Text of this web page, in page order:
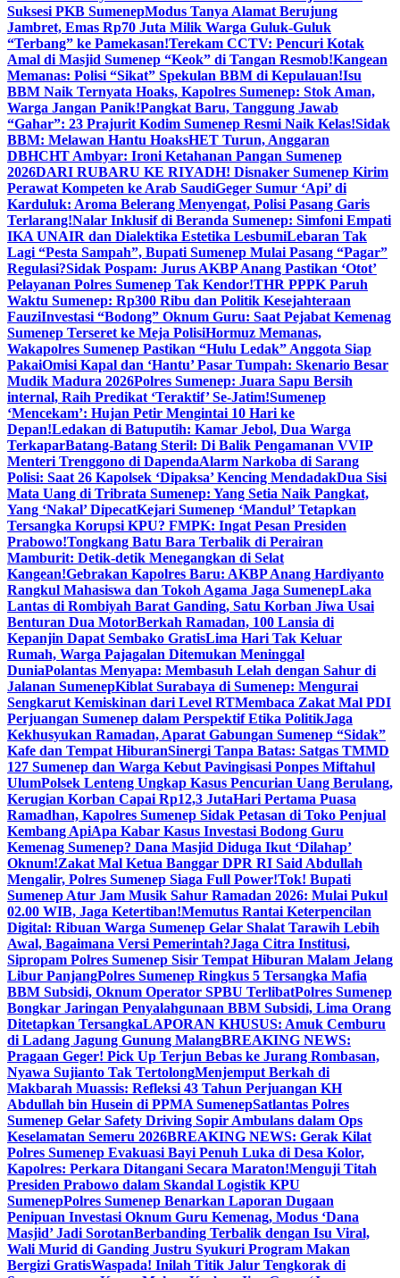
Suksesi PKB SumenepModus Tanya Alamat Berujung
Jambret, Emas Rp70 Juta Milik Warga Guluk-Guluk
“Terbang” ke Pamekasan!Terekam CCTV: Pencuri Kotak
Amal di Masjid Sumenep “Keok” di Tangan Resmob!Kangean
Memanas: Polisi “Sikat” Spekulan BBM di Kepulauan!Isu
BBM Naik Ternyata Hoaks, Kapolres Sumenep: Stok Aman,
Warga Jangan Panik!Pangkat Baru, Tanggung Jawab
“Gahar”: 23 Prajurit Kodim Sumenep Resmi Naik Kelas!Sidak
BBM: Melawan Hantu HoaksHET Turun, Anggaran
DBHCHT Ambyar: Ironi Ketahanan Pangan Sumenep
2026DARI RUBARU KE RIYADH! Disnaker Sumenep Kirim
Perawat Kompeten ke Arab SaudiGeger Sumur ‘Api’ di
Karduluk: Aroma Belerang Menyengat, Polisi Pasang Garis
Terlarang!Nalar Inklusif di Beranda Sumenep: Simfoni Empati
IKA UNAIR dan Dialektika Estetika LesbumiLebaran Tak
Lagi “Pesta Sampah”, Bupati Sumenep Mulai Pasang “Pagar”
Regulasi?Sidak Pospam: Jurus AKBP Anang Pastikan ‘Otot’
Pelayanan Polres Sumenep Tak Kendor!THR PPPK Paruh
Waktu Sumenep: Rp300 Ribu dan Politik Kesejahteraan
FauziInvestasi “Bodong” Oknum Guru: Saat Pejabat Kemenag
Sumenep Terseret ke Meja PolisiHormuz Memanas,
Wakapolres Sumenep Pastikan “Hulu Ledak” Anggota Siap
PakaiOmisi Kapal dan ‘Hantu’ Pasar Tumpah: Skenario Besar
Mudik Madura 2026Polres Sumenep: Juara Sapu Bersih
internal, Raih Predikat ‘Teraktif’ Se-Jatim!Sumenep
‘Mencekam’: Hujan Petir Mengintai 10 Hari ke
Depan!Ledakan di Batuputih: Kamar Jebol, Dua Warga
TerkaparBatang-Batang Steril: Di Balik Pengamanan VVIP
Menteri Trenggono di DapendaAlarm Narkoba di Sarang
Polisi: Saat 26 Kapolsek ‘Dipaksa’ Kencing MendadakDua Sisi
Mata Uang di Tribrata Sumenep: Yang Setia Naik Pangkat,
Yang ‘Nakal’ DipecatKejari Sumenep ‘Mandul’ Tetapkan
Tersangka Korupsi KPU? FMPK: Ingat Pesan Presiden
Prabowo!Tongkang Batu Bara Terbalik di Perairan
Mamburit: Detik-detik Menegangkan di Selat
Kangean!Gebrakan Kapolres Baru: AKBP Anang Hardiyanto
Rangkul Mahasiswa dan Tokoh Agama Jaga SumenepLaka
Lantas di Rombiyah Barat Ganding, Satu Korban Jiwa Usai
Benturan Dua MotorBerkah Ramadan, 100 Lansia di
Kepanjin Dapat Sembako GratisLima Hari Tak Keluar
Rumah, Warga Pajagalan Ditemukan Meninggal
DuniaPolantas Menyapa: Membasuh Lelah dengan Sahur di
Jalanan SumenepKiblat Surabaya di Sumenep: Mengurai
Sengkarut Kemiskinan dari Level RTMembaca Zakat Mal PDI
Perjuangan Sumenep dalam Perspektif Etika PolitikJaga
Kekhusyukan Ramadan, Aparat Gabungan Sumenep “Sidak”
Kafe dan Tempat HiburanSinergi Tanpa Batas: Satgas TMMD
127 Sumenep dan Warga Kebut Pavingisasi Ponpes Miftahul
UlumPolsek Lenteng Ungkap Kasus Pencurian Uang Berulang,
Kerugian Korban Capai Rp12,3 JutaHari Pertama Puasa
Ramadhan, Kapolres Sumenep Sidak Petasan di Toko Penjual
Kembang ApiApa Kabar Kasus Investasi Bodong Guru
Kemenag Sumenep? Dana Masjid Diduga Ikut ‘Dilahap’
Oknum!Zakat Mal Ketua Banggar DPR RI Said Abdullah
Mengalir, Polres Sumenep Siaga Full Power!Tok! Bupati
Sumenep Atur Jam Musik Sahur Ramadan 2026: Mulai Pukul
02.00 WIB, Jaga Ketertiban!Memutus Rantai Keterpencilan
Digital: Ribuan Warga Sumenep Gelar Shalat Tarawih Lebih
Awal, Bagaimana Versi Pemerintah?Jaga Citra Institusi,
Sipropam Polres Sumenep Sisir Tempat Hiburan Malam Jelang
Libur PanjangPolres Sumenep Ringkus 5 Tersangka Mafia
BBM Subsidi, Oknum Operator SPBU TerlibatPolres Sumenep
Bongkar Jaringan Penyalahgunaan BBM Subsidi, Lima Orang
Ditetapkan TersangkaLAPORAN KHUSUS: Amuk Cemburu
di Ladang Jagung Gunung MalangBREAKING NEWS:
Pragaan Geger! Pick Up Terjun Bebas ke Jurang Rombasan,
Nyawa Sujianto Tak TertolongMenjemput Berkah di
Makbarah Muassis: Refleksi 43 Tahun Perjuangan KH
Abdullah bin Husein di PPMA SumenepSatlantas Polres
Sumenep Gelar Safety Driving Sopir Ambulans dalam Ops
Keselamatan Semeru 2026BREAKING NEWS: Gerak Kilat
Polres Sumenep Evakuasi Bayi Penuh Luka di Desa Kolor,
Kapolres: Perkara Ditangani Secara Maraton!Menguji Titah
Presiden Prabowo dalam Skandal Logistik KPU
SumenepPolres Sumenep Benarkan Laporan Dugaan
Penipuan Investasi Oknum Guru Kemenag, Modus ‘Dana
Masjid’ Jadi SorotanBerbanding Terbalik dengan Isu Viral,
Wali Murid di Ganding Justru Syukuri Program Makan
Bergizi GratisWaspada! Inilah Titik Jalur Tengkorak di